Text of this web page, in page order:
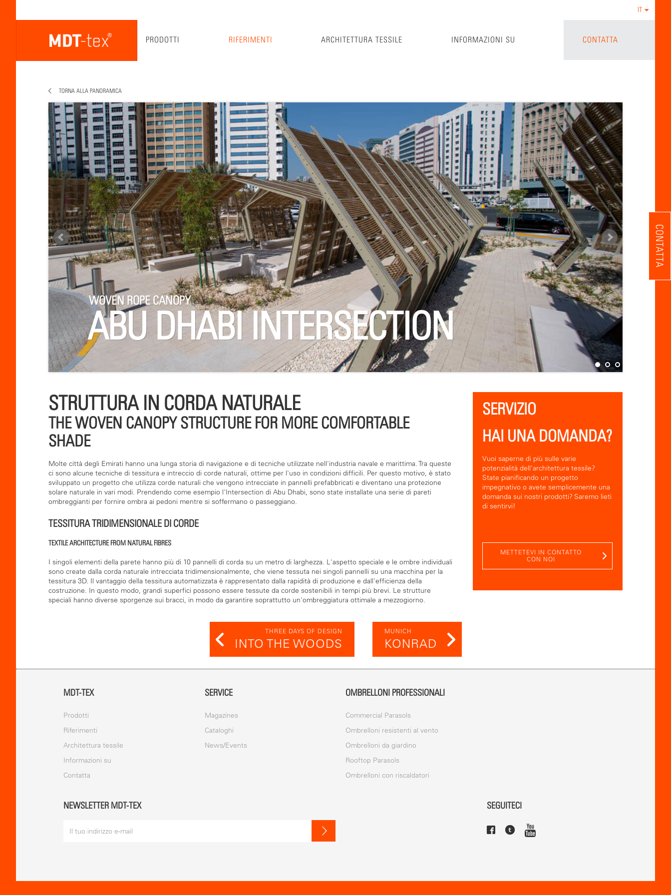
IT
PRODOTTI RIFERIMENTI ARCHITETTURA TESSILE INFORMAZIONI SU CONTATTA
TORNA ALLA PANORAMICA
WOVEN ROPE CANOPY
ABU DHABI INTERSECTION
STRUTTURA IN CORDA NATURALE
THE WOVEN CANOPY STRUCTURE FOR MORE COMFORTABLE
SHADE
Molte città degli Emirati hanno una lunga storia di navigazione e di tecniche utilizzate nell'industria navale e marittima. Tra queste
ci sono alcune tecniche di tessitura e intreccio di corde naturali, ottime per l'uso in condizioni difficili. Per questo motivo, è stato
sviluppato un progetto che utilizza corde naturali che vengono intrecciate in pannelli prefabbricati e diventano una protezione
solare naturale in vari modi. Prendendo come esempio l'Intersection di Abu Dhabi, sono state installate una serie di pareti
ombreggianti per fornire ombra ai pedoni mentre si soffermano o passeggiano.
TESSITURA TRIDIMENSIONALE DI CORDE
TEXTILE ARCHITECTURE FROM NATURAL FIBRES
I singoli elementi della parete hanno più di 10 pannelli di corda su un metro di larghezza. L'aspetto speciale e le ombre individuali
sono create dalla corda naturale intrecciata tridimensionalmente, che viene tessuta nei singoli pannelli su una macchina per la
tessitura 3D. Il vantaggio della tessitura automatizzata è rappresentato dalla rapidità di produzione e dall'efficienza della
costruzione. In questo modo, grandi superfici possono essere tessute da corde sostenibili in tempi più brevi. Le strutture
speciali hanno diverse sporgenze sui bracci, in modo da garantire soprattutto un'ombreggiatura ottimale a mezzogiorno.
SERVIZIO
HAI UNA DOMANDA?
Vuoi saperne di più sulle varie
potenzialità dell'architettura tessile?
State pianificando un progetto
impegnativo o avete semplicemente una
domanda sui nostri prodotti? Saremo lieti
di sentirvi!
METTETEVI IN CONTATTO
CON NOI
THREE DAYS OF DESIGN
INTO THE WOODS
MUNICH
KONRAD
CONTATTA
MDT-TEX
Prodotti
Riferimenti
Architettura tessile
Informazioni su
Contatta
SERVICE
Magazines
Cataloghi
News/Events
OMBRELLONI PROFESSIONALI
Commercial Parasols
Ombrelloni resistenti al vento
Ombrelloni da giardino
Rooftop Parasols
Ombrelloni con riscaldatori
NEWSLETTER MDT-TEX SEGUITECI